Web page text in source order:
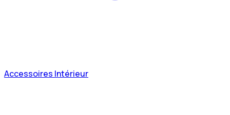
Accessoires Intérieur